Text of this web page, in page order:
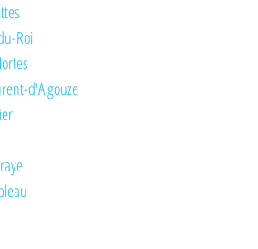
Roi
d'Aigouze